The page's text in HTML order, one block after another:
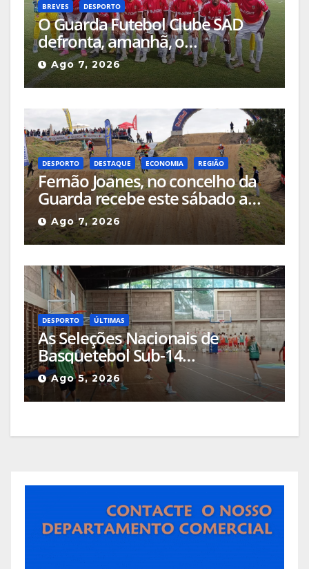
BREVES DESPORTO
O Guarda Futebol Clube SAD
defronta, amanhã, o
Sertanense, num jogo a contar
para a Supertaça da Beira
Interior
Ago 7, 2026
DESPORTO DESTAQUE ECONOMIA REGIÃO
Fernão Joanes, no concelho da
Guarda recebe este sábado a
Etapa do Campeonato Nacional
de Supercross
Ago 7, 2026
DESPORTO ÚLTIMAS
As Seleções Nacionais de
Basquetebol Sub-14
(Masculinos e Femininos) estão
a estagiar na Guarda com os
olhos postos em Espanha
Ago 5, 2026